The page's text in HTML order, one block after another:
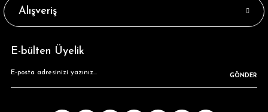
Alışveriş
E-bülten Üyelik
GÖNDER